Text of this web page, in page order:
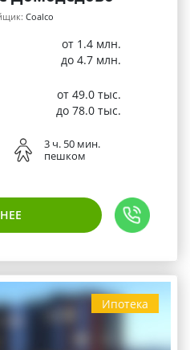
Coalco
от 1.4 млн.
до 4.7 млн.
от 49.0 тыс.
до 78.0 тыс.
3 ч. 50 мин.
пешком
Ипотека